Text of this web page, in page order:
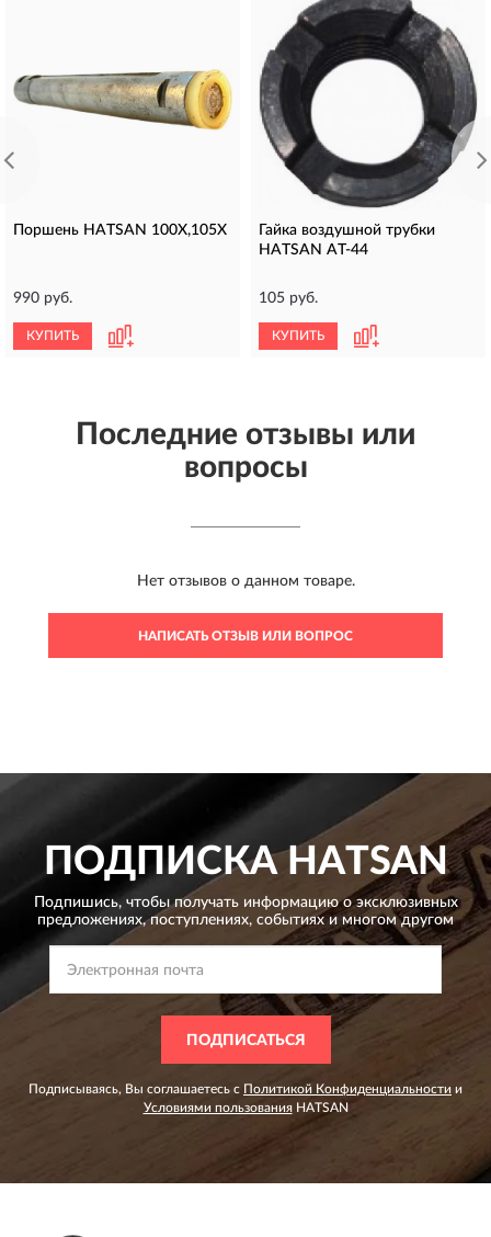
Поршень HATSAN 100X,105X
990 руб.
КУПИТЬ
Гайка воздушной трубки
HATSAN AT-44
105 руб.
КУПИТЬ
Последние отзывы или
вопросы
Нет отзывов о данном товаре.
НАПИСАТЬ ОТЗЫВ ИЛИ ВОПРОС
ПОДПИСКАHATSAN
Подпишись, чтобы получать информацию о эксклюзивных
предложениях,поступлениях, событиях и многом другом
ПОДПИСАТЬСЯ
Подписываясь, Вы соглашаетесь с Политикой Конфиденциальности и
Условиями пользованияHATSAN